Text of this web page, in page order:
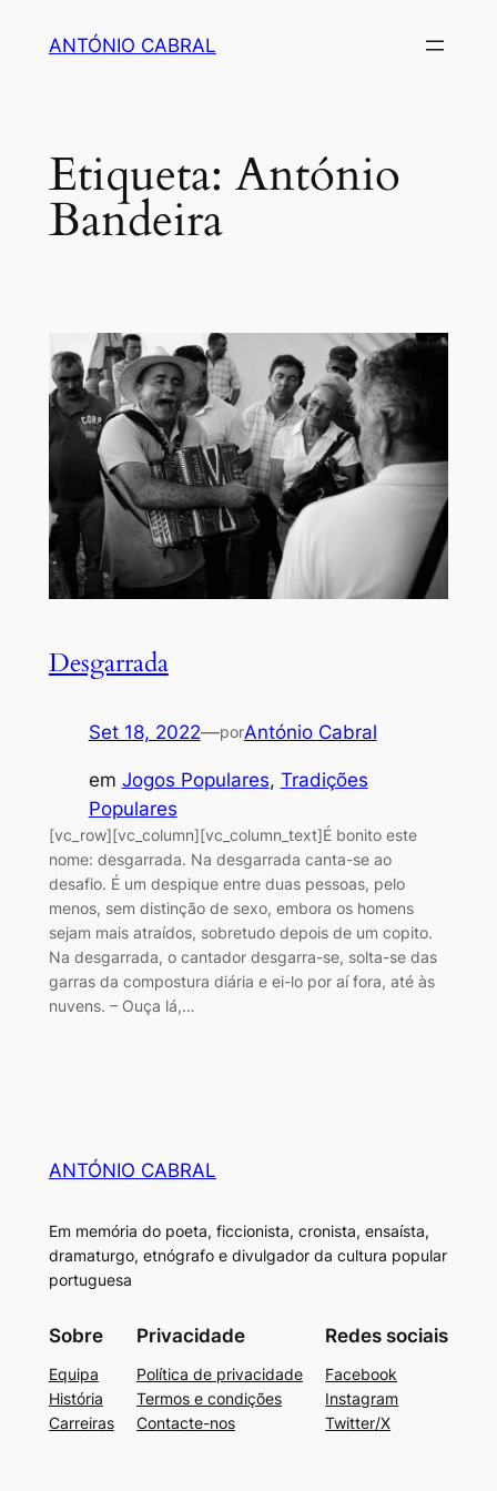
ANTÓNIO CABRAL
Etiqueta: António
Bandeira
Desgarrada
Set 18, 2022—porAntónio Cabral
em Jogos Populares, Tradições
Populares
[vc_row][vc_column][vc_column_text]É bonito este
nome: desgarrada. Na desgarrada canta-se ao
desafio. É um despique entre duas pessoas, pelo
menos, sem distinção de sexo, embora os homens
sejam mais atraídos, sobretudo depois de um copito.
Na desgarrada, o cantador desgarra-se, solta-se das
garras da compostura diária e ei-lo por aí fora, até às
nuvens. – Ouça lá,…
ANTÓNIO CABRAL
Em memória do poeta, ficcionista, cronista, ensaísta,
dramaturgo, etnógrafo e divulgador da cultura popular
portuguesa
Sobre
Equipa
História
Carreiras
Privacidade
Política de privacidade
Termos e condições
Contacte-nos
Redes sociais
Facebook
Instagram
Twitter/X